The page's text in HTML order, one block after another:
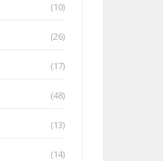
(10)
(26)
(17)
(48)
(13)
(14)